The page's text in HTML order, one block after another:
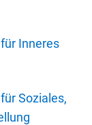
Inneres
Soziales,